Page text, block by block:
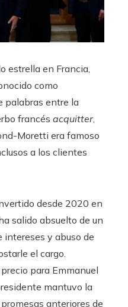
estrella en Francia,
como
palabras entre la
francés acquitter,
Moretti era famoso
a los clientes
desde 2020 en
salido absuelto de un
intereses y abuso de
el cargo.
para Emmanuel
mantuvo la
anteriores de